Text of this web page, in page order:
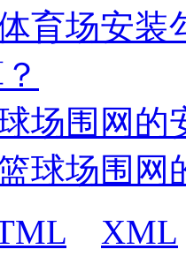
育场安装
场围网的
球场围网
XML